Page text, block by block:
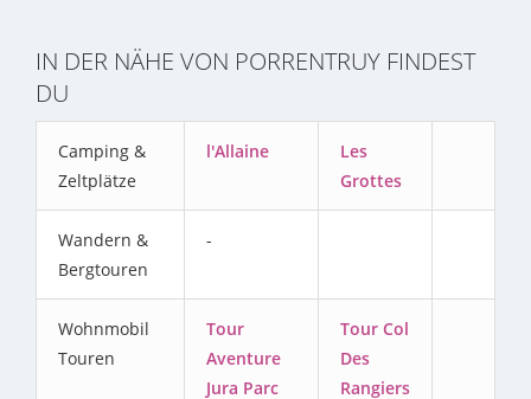
IN DER NÄHE VON PORRENTRUY FINDEST
DU
Camping &
Zeltplätze
l'Allaine
Les
Grottes
Wandern &
Bergtouren
-
Wohnmobil
Touren
Tour
Aventure
Jura Parc
Tour Col
Des
Rangiers